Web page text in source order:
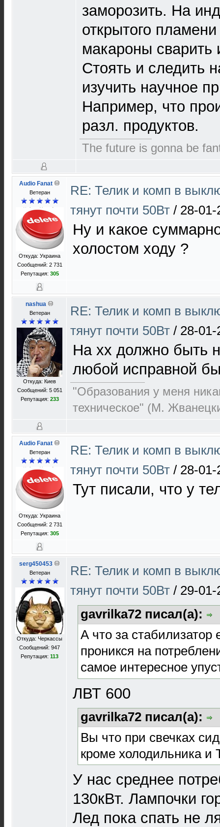
заморозить. На
открытого
макароны сварить
Стоять и следить
изучить научное
Например, что
разл. продуктов.
The future is gonna be
Audio Fanat
Ветеран
Откуда: Украина
Сообщений: 2 731
Репутация: 305
RE: Телик и комп в
тянут почти 50Вт / 28-01-
Ну и какое
холостом ходу ?
nashua
Ветеран
Откуда: Киев
Сообщений: 5 051
Репутация: 233
RE: Телик и комп в
тянут почти 50Вт / 28-01-
На хх должно быть
любой исправной
"Образования у меня
техническое" (М.
Audio Fanat
Ветеран
Откуда: Украина
Сообщений: 2 731
Репутация: 305
RE: Телик и комп в
тянут почти 50Вт / 28-01-
Тут писали, что у
serg450453
Ветеран
Откуда: Черкассы
Сообщений: 947
Репутация: 113
RE: Телик и комп в
тянут почти 50Вт / 29-01-
gavrilka72 писал(а):
А что за стабилизатор
проникся на
самое интересное
ЛВТ 600
gavrilka72 писал(а):
Вы что при свечках
кроме холодильника и
У нас среднее
130кВт. Лампочки
Лед пока спать не